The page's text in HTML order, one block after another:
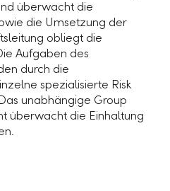
überwacht die
die Umsetzung der
obliegt die
Aufgaben des
durch die
spezialisierte Risk
unabhängige Group
überwacht die Einhaltung